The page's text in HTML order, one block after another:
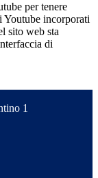
per tenere
Youtube incorporati
sito web sta
di
1